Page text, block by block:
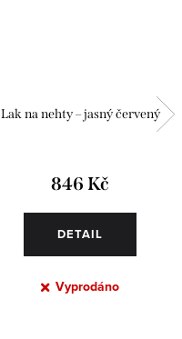
Lak na nehty – jasný červený
846 Kč
DETAIL
Vyprodáno